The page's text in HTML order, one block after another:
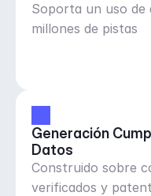
Soporta un uso de
millones de pistas
Generación
Datos
Construido sobre
verificados y